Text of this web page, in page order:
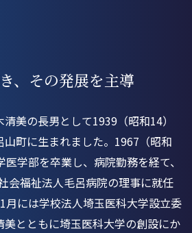
、その発展を主導
美の長男として1939（昭和14）
町に生まれました。1967（昭和
学部を卒業し、病院勤務を経て、
会福祉法人毛呂病院の理事に就任
月には学校法人埼玉医科大学設立委
美とともに埼玉医科大学の創設にか